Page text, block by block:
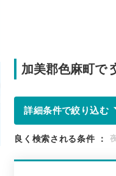
加美郡色麻町で
詳細条件で絞り込む
良く検索される条件 ：